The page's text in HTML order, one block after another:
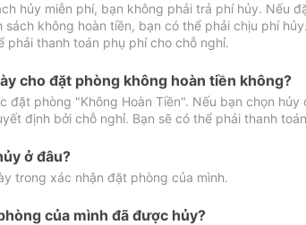
hủy miễn phí, bạn không phải trả phí hủy. Nếu
sách không hoàn tiền, bạn có thể phải chịu phí
phải thanh toán phụ phí cho chỗ nghỉ.
cho đặt phòng không hoàn tiền không?
đặt phòng "Không Hoàn Tiền". Nếu bạn chọn
định bởi chỗ nghỉ. Bạn sẽ có thể phải thanh
ở đâu?
trong xác nhận đặt phòng của mình.
của mình đã được hủy?